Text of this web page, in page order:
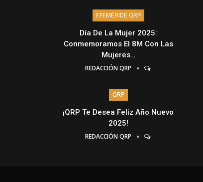
EFEMÉRIDE QRP
Día De La Mujer 2025:
Conmemoramos El 8M Con Las
Mujeres…
REDACCIÓN QRP
QRP
¡QRP Te Desea Feliz Año Nuevo
2025!
REDACCIÓN QRP